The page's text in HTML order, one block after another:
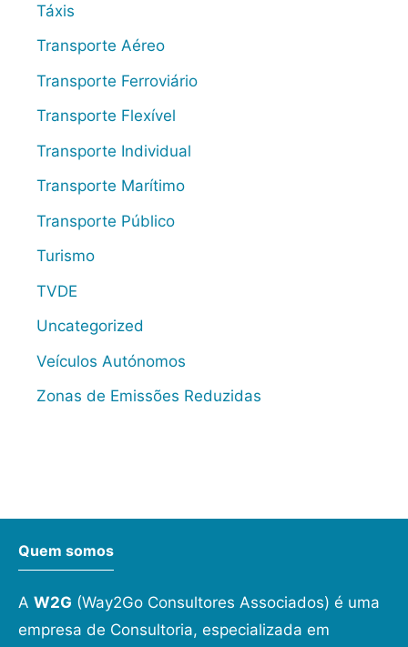
Táxis
Transporte Aéreo
Transporte Ferroviário
Transporte Flexível
Transporte Individual
Transporte Marítimo
Transporte Público
Turismo
TVDE
Uncategorized
Veículos Autónomos
Zonas de Emissões Reduzidas
Quem somos
A W2G (Way2Go Consultores Associados) é uma
empresa de Consultoria, especializada em